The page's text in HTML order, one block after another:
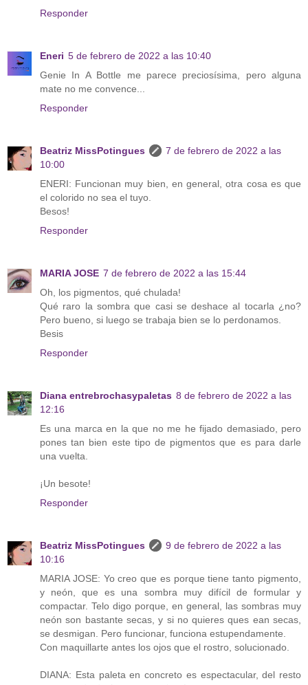
Responder
Eneri 5 de febrero de 2022 a las 10:40
Genie In A Bottle me parece preciosísima, pero alguna
mate no me convence...
Responder
Beatriz MissPotingues
7 de febrero de 2022 a las
10:00
ENERI: Funcionan muy bien, en general, otra cosa es que
el colorido no sea el tuyo.
Besos!
Responder
MARIA JOSE 7 de febrero de 2022 a las 15:44
Oh, los pigmentos, qué chulada!
Qué raro la sombra que casi se deshace al tocarla ¿no?
Pero bueno, si luego se trabaja bien se lo perdonamos.
Besis
Responder
Diana entrebrochasypaletas 8 de febrero de 2022 a las
12:16
Es una marca en la que no me he fijado demasiado, pero
pones tan bien este tipo de pigmentos que es para darle
una vuelta.
¡Un besote!
Responder
Beatriz MissPotingues
9 de febrero de 2022 a las
10:16
MARIA JOSE: Yo creo que es porque tiene tanto pigmento,
y neón, que es una sombra muy difícil de formular y
compactar. Telo digo porque, en general, las sombras muy
neón son bastante secas, y si no quieres ques ean secas,
se desmigan. Pero funcionar, funciona estupendamente.
Con maquillarte antes los ojos que el rostro, solucionado.
DIANA: Esta paleta en concreto es espectacular, del resto